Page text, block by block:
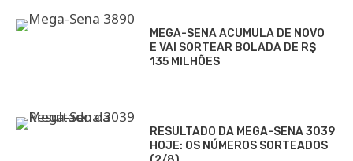
MEGA-SENA ACUMULA DE NOVO
E VAI SORTEAR BOLADA DE R$
135 MILHÕES
RESULTADO DA MEGA-SENA 3039
HOJE: OS NÚMEROS SORTEADOS